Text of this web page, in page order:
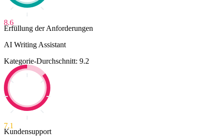
8.6
Erfüllung der Anforderungen
AI Writing Assistant
Kategorie-Durchschnitt: 9.2
7.1
Kundensupport